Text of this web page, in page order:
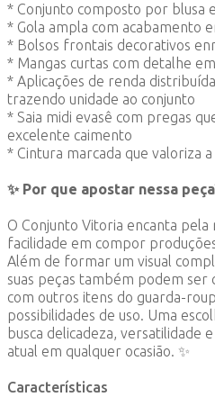
* Conjunto composto por blusa
* Gola ampla com acabamento
* Bolsos frontais decorativos
* Mangas curtas com detalhe
* Aplicações de renda
trazendo unidade ao conjunto
* Saia midi evasê com pregas
excelente caimento
* Cintura marcada que valoriza
✨ Por que apostar nessa
O Conjunto Vitoria encanta
facilidade em compor
Além de formar um visual
suas peças também podem ser
com outros itens do guarda-
possibilidades de uso. Uma
busca delicadeza, versatilidade
atual em qualquer ocasião. ✨
Características